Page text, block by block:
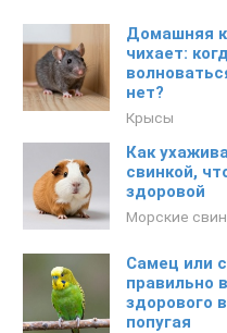
Домашняя
чихает:
нет?
Крысы
Как
свинкой,
здоровой
Морские
Самец или
правильно
здорового
попугая